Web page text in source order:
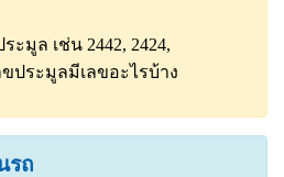
ะมูล เช่น 2442, 2424,
ขประมูลมีเลขอะไรบ้าง
รถ